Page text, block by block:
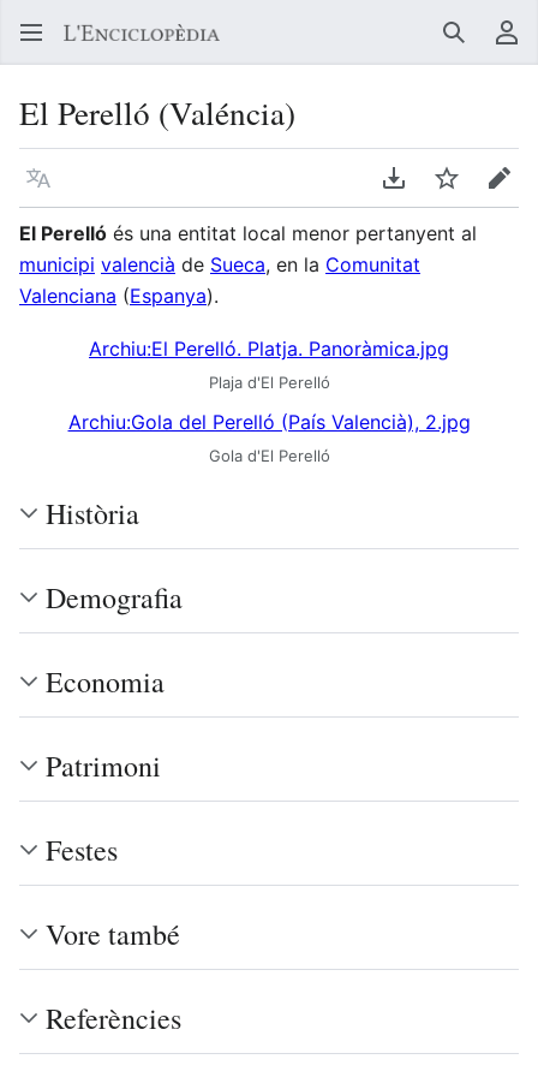
Buscar
El Perelló (Valéncia)
Llegir en un atre idioma Descarregar en
Vigilar
El Perelló és una entitat local menor pertanyent al
municipi valencià de Sueca, en la Comunitat
Valenciana (Espanya).
Archiu:El Perelló. Platja. Panoràmica.jpg
Plaja d'El Perelló
Archiu:Gola del Perelló (País Valencià), 2.jpg
Gola d'El Perelló
Història
Demografia
Economia
Patrimoni
Festes
Vore també
Referències